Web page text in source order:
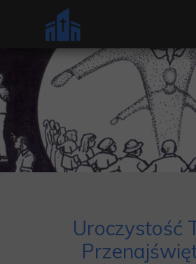
Uroczystość